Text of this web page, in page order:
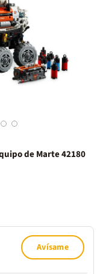
8 9
de Marte 42180
Avísame